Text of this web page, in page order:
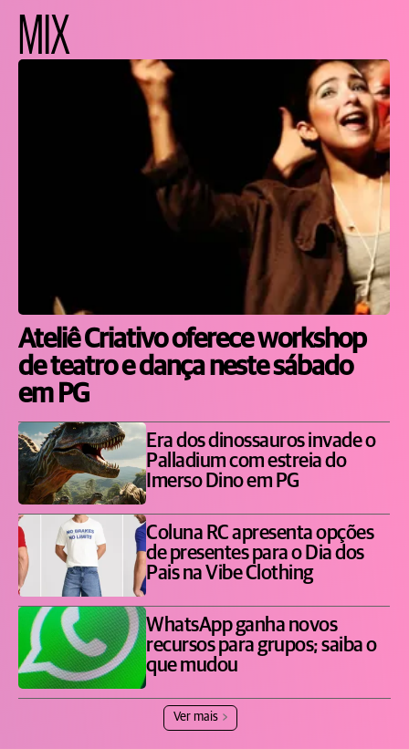
MIX
Ateliê Criativo oferece workshop
de teatro e dança neste sábado
em PG
Era dos dinossauros invade o
Palladium com estreia do
Imerso Dino em PG
Coluna RC apresenta opções
de presentes para o Dia dos
Pais na Vibe Clothing
WhatsApp ganha novos
recursos para grupos; saiba o
que mudou
Ver mais